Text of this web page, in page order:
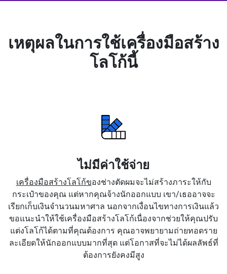
เหตุผลในการใช้เครื่องมือสร้าง
โลโก้นี้
ไม่มีค่าใช้จ่าย
เครื่องมือสร้างโลโก้ของช่างตัดผมจะไม่สร้างภาระให้กับ
กระเป๋าของคุณ แต่หากคุณจ้างนักออกแบบ เขา/เธออาจจะ
เรียกเก็บเงินจำนวนมหาศาล นอกจากเงื่อนไขทางการเงินแล้ว
ขอแนะนำให้ใช้เครื่องมือสร้างโลโก้เนื่องจากช่วยให้คุณปรับ
แต่งโลโก้ได้ตามที่คุณต้องการ คุณอาจพยายามถ่ายทอดราย
ละเอียดให้นักออกแบบมากที่สุด แต่โอกาสที่จะไม่ได้ผลลัพธ์ที่
ต้องการยังคงมีสูง